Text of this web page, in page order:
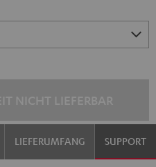
LIEFERUMFANG SUPPORT